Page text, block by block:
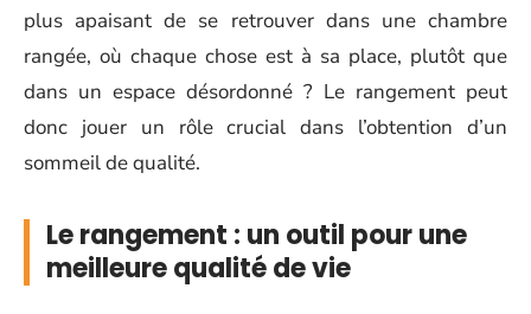
plus apaisant de se retrouver dans une chambre
rangée, où chaque chose est à sa place, plutôt que
dans un espace désordonné ? Le rangement peut
donc jouer un rôle crucial dans l’obtention d’un
sommeil de qualité.
Le rangement : un outil pour une
meilleure qualité de vie